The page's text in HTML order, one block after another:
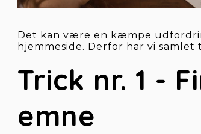
Det kan være en kæmpe
hjemmeside. Derfor har vi
Trick nr. 1 -
emne